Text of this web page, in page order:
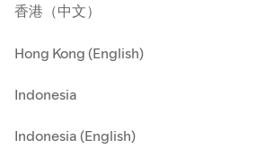
香港（中文）
Hong Kong (English)
Indonesia
Indonesia (English)